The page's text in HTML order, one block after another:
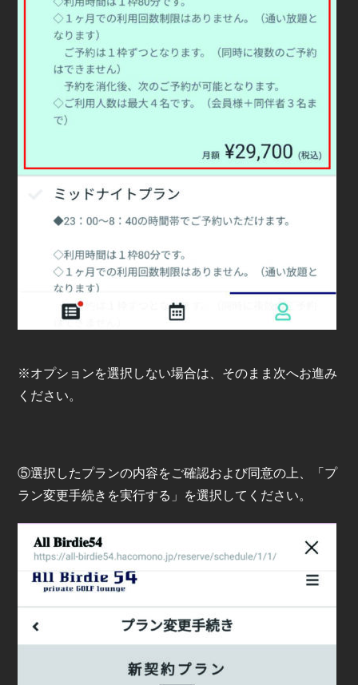
※オプションを選択しない場合は、そのまま次へお進み
ください。
⑤選択したプランの内容をご確認および同意の上、「プ
ラン変更手続きを実行する」を選択してください。